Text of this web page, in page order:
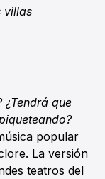
villas
¿Tendrá que
popular
La versión
teatros del